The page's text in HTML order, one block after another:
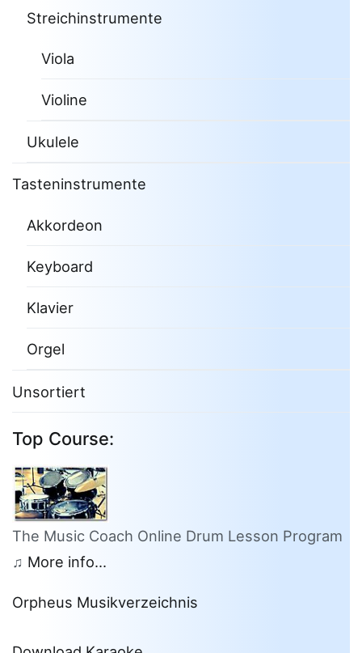
Streichinstrumente
Viola
Violine
Ukulele
Tasteninstrumente
Akkordeon
Keyboard
Klavier
Orgel
Unsortiert
Top Course:
The Music Coach Online Drum Lesson Program
♫ More info...
Orpheus Musikverzeichnis